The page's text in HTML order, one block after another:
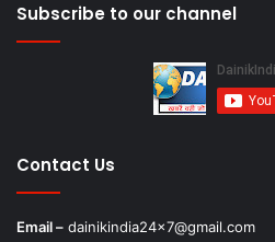
Subscribe to our channel
Contact Us
Email – dainikindia24x7@gmail.com